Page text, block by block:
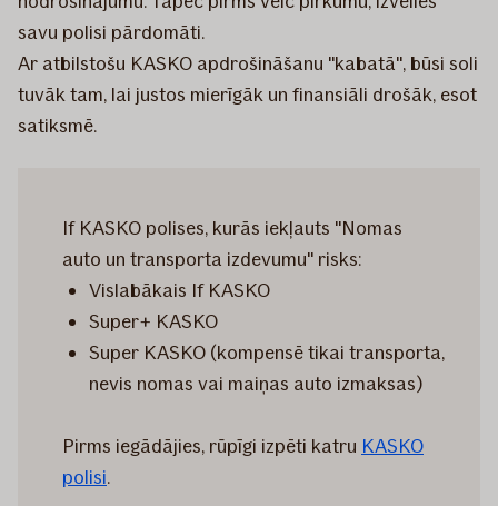
savu polisi pārdomāti.
Ar atbilstošu KASKO apdrošināšanu "kabatā", būsi soli
tuvāk tam, lai justos mierīgāk un finansiāli drošāk, esot
satiksmē.
If KASKO polises, kurās iekļauts "Nomas
auto un transporta izdevumu" risks:
Vislabākais If KASKO
Super+ KASKO
Super KASKO (kompensē tikai transporta,
nevis nomas vai maiņas auto izmaksas)
Pirms iegādājies, rūpīgi izpēti katru KASKO
polisi.